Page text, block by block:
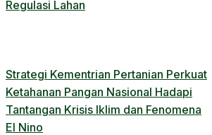
Regulasi Lahan
Strategi Kementrian Pertanian Perkuat
Ketahanan Pangan Nasional Hadapi
Tantangan Krisis Iklim dan Fenomena
El Nino